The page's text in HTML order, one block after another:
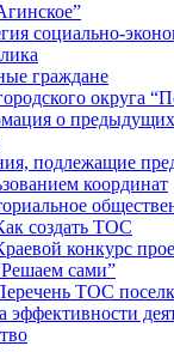
социально-
граждане
округа
о предыдущих
подлежащие
координат
создать ТОС
конкурс
сами”
ТОС
эффективности